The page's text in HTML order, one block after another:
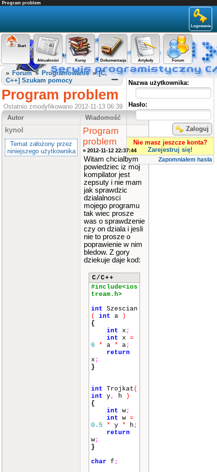
Program problem
Logowanie
Start
Aktualności Kursy Dokumentacja Artykuły Forum
Panel użytkownika
Nazwa użytkownika:
Hasło:
Zaloguj
Nie masz jeszcze konta?
Zarejestruj się!
Zapomniałem hasła
» Forum» Programowanie»[C,
C++] Szukam pomocy
Program problem
Ostatnio zmodyfikowano 2012-11-13 06:39
Autor
Wiadomość
kynol
Temat założony przez
niniejszego użytkownika
Program
problem
» 2012-11-12 22:37:44
Witam chcialbym
powiedziec iz moj
kompilator jest
zepsuty i nie mam
jak sprawdzic
dzialalnosci
mojego programu
tak wiec prosze
was o sprawdzenie
czy on dziala i jesli
nie to prosze o
poprawienie w nim
bledow. Z gory
dziekuje daje kod:
C/C++
#include<ios
tream.h>
int Szescian
(
int a
)
{
int x ;
int x =
6
* a * a;
return
x ;
}
int Trojkat (
int y, h
)
{
int w;
int w =
0.5
* y * h ;
return
w;
}
char f ;